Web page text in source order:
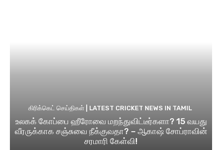
கிரிக்கெட் செய்திகள் | LATEST CRICKET NEWS IN TAMIL
உலகக் கோப்பை ஹீரோவை மறந்துவிட்டீர்களா? 15 வயது
வீரருக்காக சஞ்சுவை நீக்குவதா? – ஆகாஷ் சோப்ராவின்
சரமாரி கேள்வி!